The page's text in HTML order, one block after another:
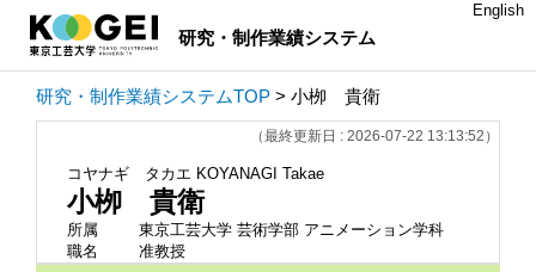
研究・制作業績システム
English
研究・制作業績システムTOP > 小栁 貴衛
（最終更新日 : 2026-07-22 13:13:52）
コヤナギ タカエ KOYANAGI Takae
小栁 貴衛
所属
東京工芸大学 芸術学部 アニメーション学科
職名
准教授